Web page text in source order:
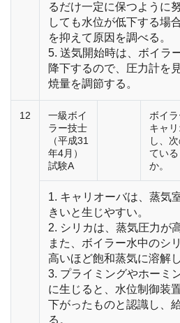
るだけ一定に保つように
しても水位が低下する場
を抑えて原因を調べる。
5. 送気開始時は、ボイラ
降下するので、圧力計を
焼量を調節する。
12
一級ボイ
ラー技士
（平成31
年4月）
試験A
ボイ
キャ
し、
てい
か。
1. キャリオーバは、蒸気
きいと生じやすい。
2. シリカは、蒸気圧力が
また、ボイラー水中のシ
高いほど飽和蒸気に溶解
3. プライミングやホーミ
に生じると、水位制御装
下がったものと認識し、
る。